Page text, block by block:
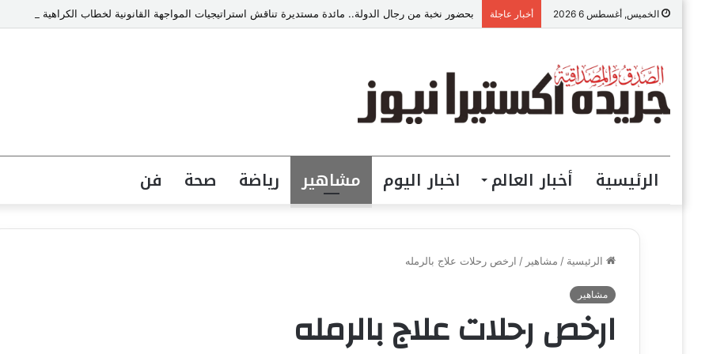
الخميس, أغسطس 6 2026 أخبار عاجلة بحضور نخبة من رجال الدولة.. مائدة مستديرة تناقش استراتيجيات المواجهة القانونية لخطاب الكراهية والتطرف
الرئيسية أخبار العالم اخبار اليوم مشاهير رياضة صحة فن
الرئيسية / مشاهير / ارخص رحلات علاج بالرمله
مشاهير
ارخص رحلات علاج بالرمله